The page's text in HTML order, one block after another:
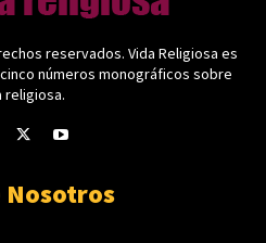
reservados. Vida Religiosa es
números monográficos sobre
religiosa.
Nosotros